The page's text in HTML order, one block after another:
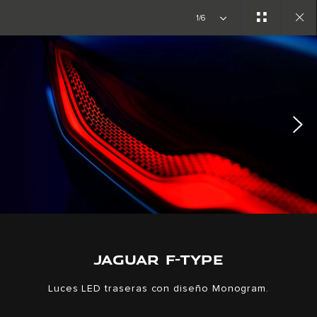
Copy nothing. Comienza una nueva era.
1/6
Close
gallery
JAGUAR F-TYPE
Luces LED traseras con diseño Monogram.